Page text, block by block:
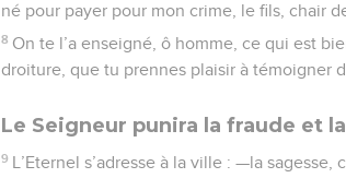
né pour payer pour mon crime, le fils, chair
8 On te l’a enseigné, ô homme, ce qui est
droiture, que tu prennes plaisir à témoigner
Le Seigneur punira la fraude et
9 L’Eternel s’adresse à la ville : —la